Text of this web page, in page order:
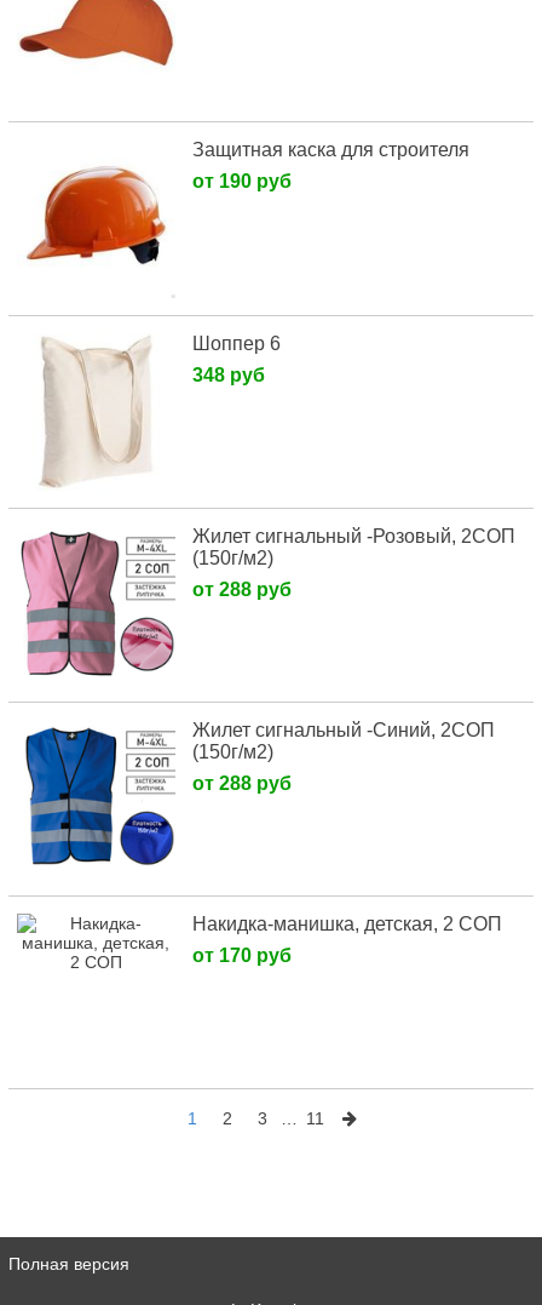
Защитная каска для строителя
от 190 руб
Шоппер 6
348 руб
Жилет сигнальный -Розовый, 2СОП
(150г/м2)
от 288 руб
Жилет сигнальный -Синий, 2СОП
(150г/м2)
от 288 руб
Накидка-манишка, детская, 2 СОП
от 170 руб
1 2 3 … 11
Полная версия